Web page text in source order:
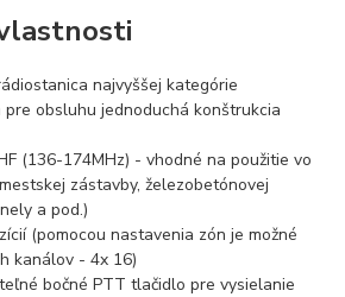
najvyššej kategórie
pre obsluhu jednoduchá konštrukcia
(136-174MHz) - vhodné na použitie vo
zástavby, železobetónovej
a pod.)
(pomocou nastavenia zón je možné
kanálov - 4x 16)
bočné PTT tlačidlo pre vysielanie